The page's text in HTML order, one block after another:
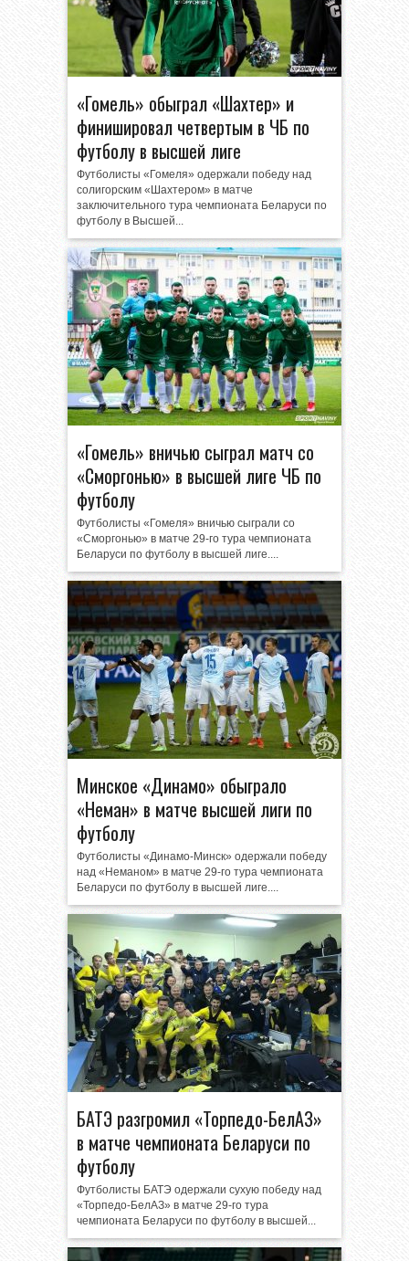
«Гомель» обыграл «Шахтер» и
финишировал четвертым в ЧБ по
футболу в высшей лиге
Футболисты «Гомеля» одержали победу над
солигорским «Шахтером» в матче
заключительного тура чемпионата Беларуси по
футболу в Высшей...
«Гомель» вничью сыграл матч со
«Сморгонью» в высшей лиге ЧБ по
футболу
Футболисты «Гомеля» вничью сыграли со
«Сморгонью» в матче 29-го тура чемпионата
Беларуси по футболу в высшей лиге....
Минское «Динамо» обыграло
«Неман» в матче высшей лиги по
футболу
Футболисты «Динамо-Минск» одержали победу
над «Неманом» в матче 29-го тура чемпионата
Беларуси по футболу в высшей лиге....
БАТЭ разгромил «Торпедо-БелАЗ»
в матче чемпионата Беларуси по
футболу
Футболисты БАТЭ одержали сухую победу над
«Торпедо-БелАЗ» в матче 29-го тура
чемпионата Беларуси по футболу в высшей...